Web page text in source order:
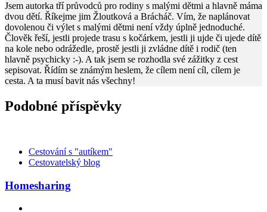
Jsem autorka tří průvodců pro rodiny s malými dětmi a hlavně máma
dvou dětí. Říkejme jim Žloutková a Brácháč. Vím, že naplánovat
dovolenou či výlet s malými dětmi není vždy úplně jednoduché.
Člověk řeší, jestli projede trasu s kočárkem, jestli ji ujde či ujede dítě
na kole nebo odrážedle, prostě jestli ji zvládne dítě i rodič (ten
hlavně psychicky :-). A tak jsem se rozhodla své zážitky z cest
sepisovat. Řídím se známým heslem, že cílem není cíl, cílem je
cesta. A ta musí bavit nás všechny!
Podobné příspěvky
KategorieCestování s "autíkem"
Cestovatelský blog
Homesharing